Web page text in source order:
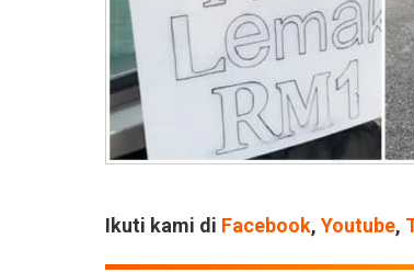
Ikuti kami di Facebook, Youtube,